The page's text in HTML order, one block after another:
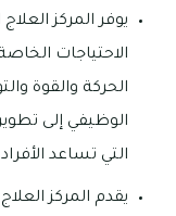
يوفر المركز
الاحتياجات
الحركة والقوة
الوظيفي إلى
التي تساعد
يقدم المركز